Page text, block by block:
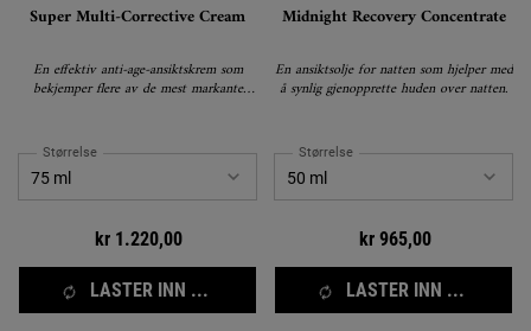
Super Multi-Corrective Cream
En effektiv anti-age-ansiktskrem som
bekjemper flere av de mest markante
Størrelse
kr 1.220,00
LASTER INN ...
Midnight Recovery Concentrate
En ansiktsolje for natten som hjelper med
å synlig gjenopprette huden over natten.
Størrelse
kr 965,00
LASTER INN ...